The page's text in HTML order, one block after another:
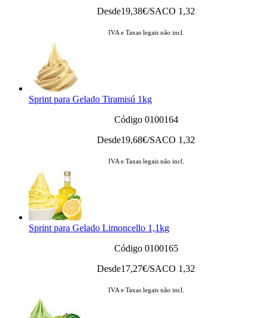
Desde19,38€/SACO 1,32
IVA e Taxas legais não incl.
Sprint para Gelado Tiramisú 1kg
Código 0100164
Desde19,68€/SACO 1,32
IVA e Taxas legais não incl.
Sprint para Gelado Limoncello 1,1kg
Código 0100165
Desde17,27€/SACO 1,32
IVA e Taxas legais não incl.